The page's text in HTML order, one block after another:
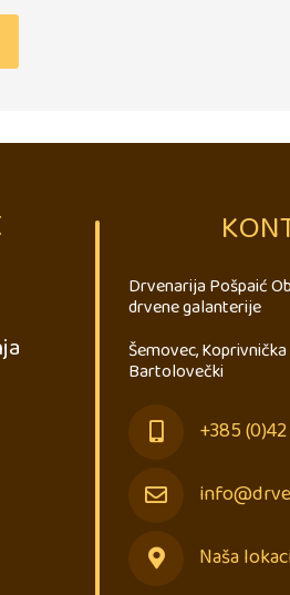
Drvenarija Pošpaić
drvene galanterije
Šemovec,
Bartolovečki
+385
Naša